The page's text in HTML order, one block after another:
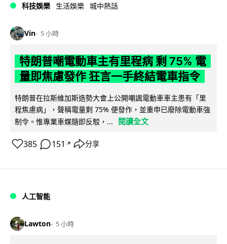
科技娛樂 生活娛樂 城中熱話
Vin 5 小時
特朗普嘲電動車主有里程病 剩 75% 電
量即焦慮發作 狂言一手終結電車指令
特朗普在拉斯維加斯造勢大會上公開嘲諷電動車車主患有「里
程焦慮病」，聲稱電量剩 75% 便發作，並重申已廢除電動車強
制令。惟專業車媒隨即反駁，...
閱讀全文
385 151 ↗ 分享
人工智能
Lawton 5 小時